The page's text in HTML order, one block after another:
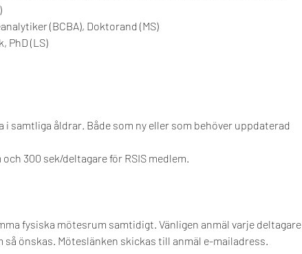
(BCBA), Doktorand (MS)
PhD (LS)
samtliga åldrar. Både som ny eller som behöver uppdaterad
300 sek/deltagare för RSIS medlem.
fysiska mötesrum samtidigt. Vänligen anmäl varje deltagare
önskas. Möteslänken skickas till anmäl e-mailadress.